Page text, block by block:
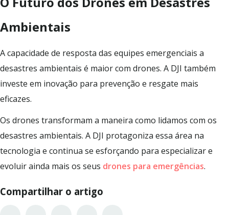
Ambientais
A capacidade de resposta das equipes emergenciais a
desastres ambientais é maior com drones. A DJI também
investe em inovação para prevenção e resgate mais
eficazes.
Os drones transformam a maneira como lidamos com os
desastres ambientais. A DJI protagoniza essa área na
tecnologia e continua se esforçando para especializar e
evoluir ainda mais os seus drones para emergências.
Compartilhar o artigo